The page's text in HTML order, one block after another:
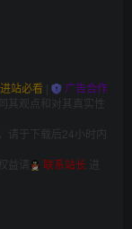
进站必看 | 广告合作
其观点和对其真实性
请于下载后24小时内
请 联系站长 进